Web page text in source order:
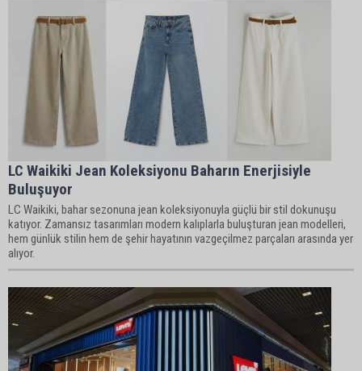
LC Waikiki Jean Koleksiyonu Baharın Enerjisiyle
Buluşuyor
LC Waikiki, bahar sezonuna jean koleksiyonuyla güçlü bir stil dokunuşu
katıyor. Zamansız tasarımları modern kalıplarla buluşturan jean modelleri,
hem günlük stilin hem de şehir hayatının vazgeçilmez parçaları arasında yer
alıyor.